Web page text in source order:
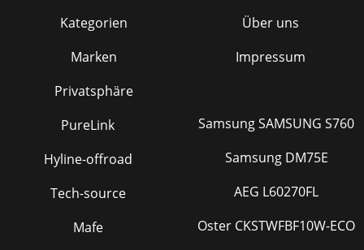
Kategorien
Marken
Privatsphäre
Über uns
Impressum
PureLink
Hyline-offroad
Tech-source
Mafe
Samsung SAMSUNG S760
Samsung DM75E
AEG L60270FL
Oster CKSTWFBF10W-ECO